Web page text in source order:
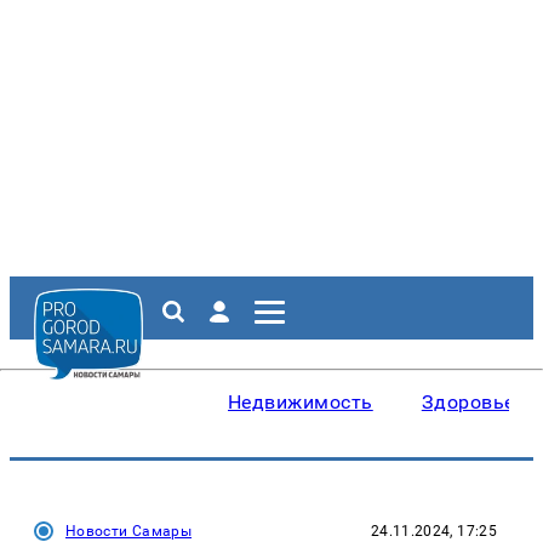
Недвижимость Здоровье
Новости Самары 24.11.2024, 17:25